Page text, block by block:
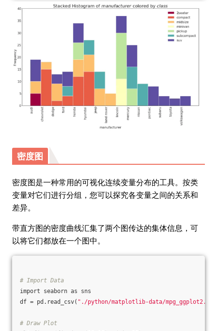
密度图
密度图是一种常用的可视化连续变量分布的工具。按类
变量对它们进行分组，您可以探究各变量之间的关系和
差异。
带直方图的密度曲线汇集了两个图传达的集体信息，可
以将它们都放在一个图中。
# Import Data
import seaborn as sns
df = pd.read_csv( "./python/matplotlib-data/
# Draw Plot